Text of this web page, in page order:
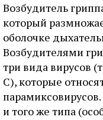
Возбудитель
который
оболочке
Возбудителями
три вида вирусов
С), которые
и того же типа